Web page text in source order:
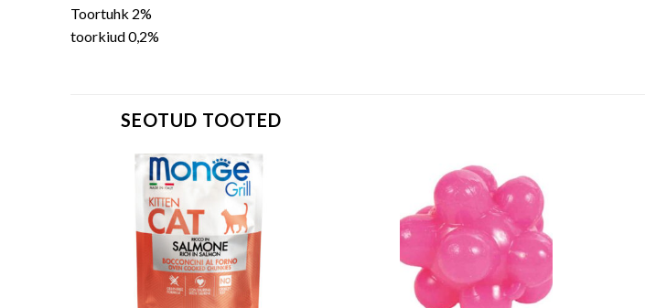
Toortuhk 2%
toorkiud 0,2%
SEOTUD TOOTED